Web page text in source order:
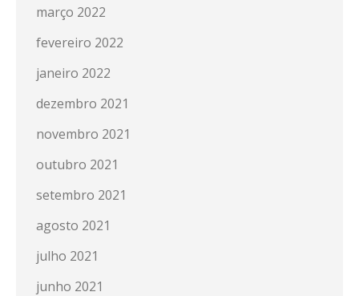
março 2022
fevereiro 2022
janeiro 2022
dezembro 2021
novembro 2021
outubro 2021
setembro 2021
agosto 2021
julho 2021
junho 2021